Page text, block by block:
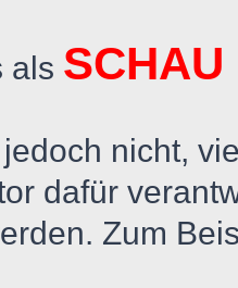
als
nicht,
dafür
Zum